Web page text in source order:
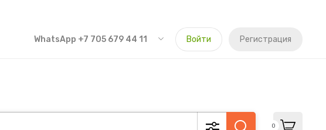
WhatsApp +7 705 679 44 11 Войти Регистрация
0